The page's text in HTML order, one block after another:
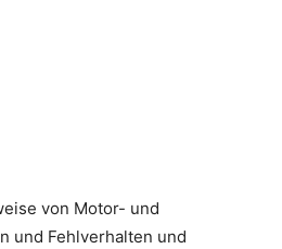
von Motor- und
und Fehlverhalten und